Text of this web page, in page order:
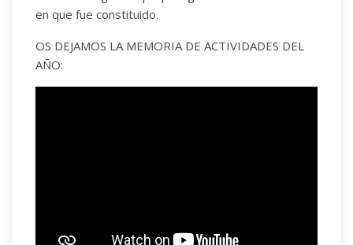
en que fue constituido.
OS DEJAMOS LA MEMORIA DE ACTIVIDADES DEL
AÑO: